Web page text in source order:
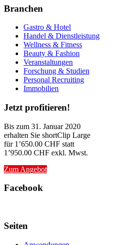
Branchen
Gastro & Hotel
Handel & Dienstleistung
Wellness & Fitness
Beauty & Fashion
Veranstaltungen
Forschung & Studien
Personal Recruiting
Immobilien
Jetzt profitieren!
Bis zum 31. Januar 2020
erhalten Sie shortClip Large
für 1’650.00 CHF statt
1’950.00 CHF exkl. Mwst.
Zum Angebot
Facebook
Seiten